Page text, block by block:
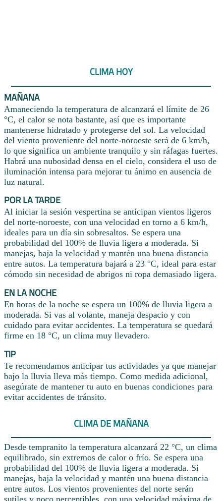
CLIMA HOY
MAÑANA
Amaneciendo la temperatura de alcanzará el límite de 26
°C, el calor se nota bastante, así que es importante
mantenerse hidratado y protegerse del sol. La velocidad
del viento proveniente del norte-noroeste será de 6 km/h,
lo que significa un ambiente tranquilo y sin ráfagas fuertes.
Habrá una nubosidad densa en el cielo, considera el uso de
iluminación intensa para mejorar tu ánimo en ausencia de
luz natural.
POR LA TARDE
Al iniciar la sesión vespertina se anticipan vientos ligeros
del norte-noroeste, con una velocidad en torno a 6 km/h,
ideales para un día sin sobresaltos. Se espera una
probabilidad del 100% de lluvia ligera a moderada. Si
manejas, baja la velocidad y mantén una buena distancia
entre autos. La temperatura bajará a 23 °C, ideal para estar
cómodo sin necesidad de abrigos ni ropa demasiado ligera.
EN LA NOCHE
En horas de la noche se espera un 100% de lluvia ligera a
moderada. Si vas al volante, maneja despacio y con
cuidado para evitar accidentes. La temperatura se quedará
firme en 18 °C, un clima muy llevadero.
TIP
Te recomendamos anticipar tus actividades ya que manejar
bajo la lluvia lleva más tiempo. Como medida adicional,
asegúrate de mantener tu auto en buenas condiciones para
evitar accidentes de tránsito.
CLIMA DE MAÑANA
Desde tempranito la temperatura alcanzará 22 °C, un clima
equilibrado, sin extremos de calor o frío. Se espera una
probabilidad del 100% de lluvia ligera a moderada. Si
manejas, baja la velocidad y mantén una buena distancia
entre autos. Los vientos provenientes del norte serán